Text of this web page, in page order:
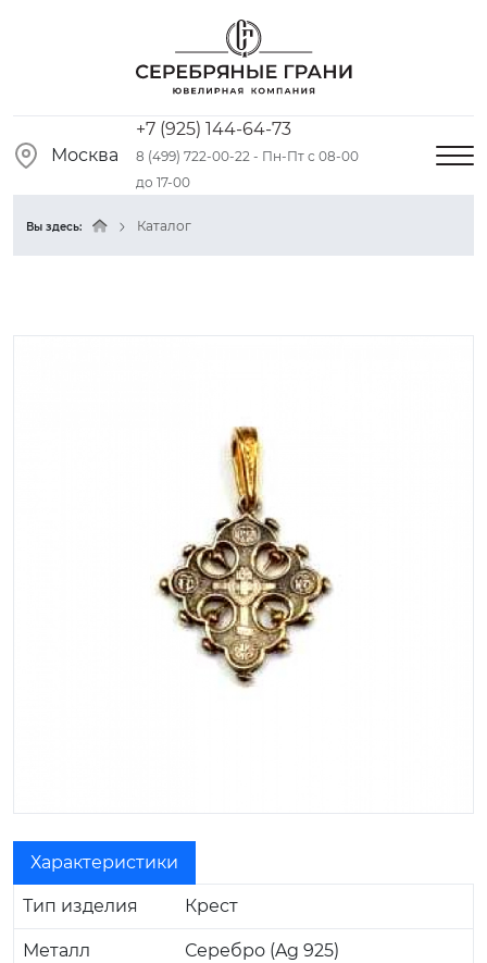
Москва
+7 (925) 144-64-73
8 (499) 722-00-22 - Пн-Пт с 08-00
до 17-00
Вы здесь: Каталог
Характеристики
Тип изделия Крест
Металл Серебро (Ag 925)